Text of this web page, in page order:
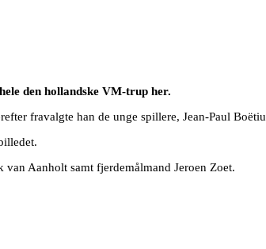
den hollandske VM-trup her.
fravalgte han de unge spillere, Jean-Paul
Aanholt samt fjerdemålmand Jeroen Zoet.